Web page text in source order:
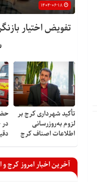
تفویض اختیار
تأکید شهرداری کرج بر
لزوم به‌روزرسانی
اطلاعات اصناف کرج
آخرین اخبار امروز کرج و